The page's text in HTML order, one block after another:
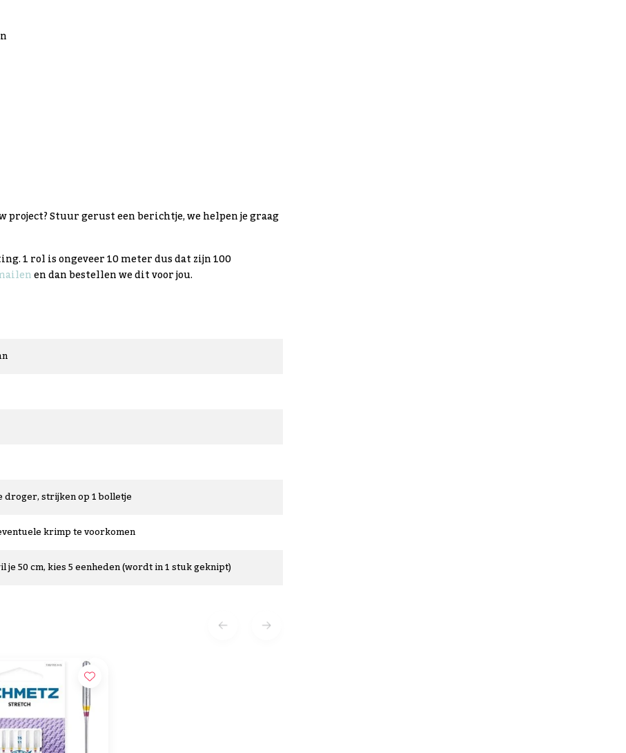
Stuur gerust een berichtje, we helpen je graag
1 rol is ongeveer 10 meter dus dat zijn 100
en dan bestellen we dit voor jou.
droger, strijken op 1 bolletje
krimp te voorkomen
je 50 cm, kies 5 eenheden (wordt in 1 stuk geknipt)